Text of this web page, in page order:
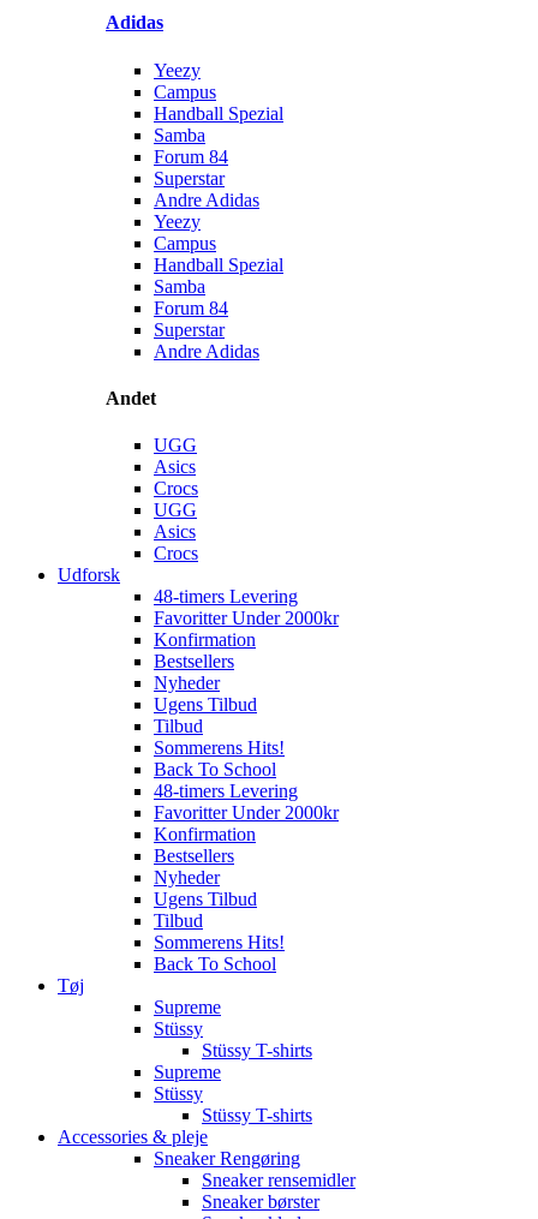
Adidas
Yeezy
Campus
Handball Spezial
Samba
Forum 84
Superstar
Andre Adidas
Yeezy
Campus
Handball Spezial
Samba
Forum 84
Superstar
Andre Adidas
Andet
UGG
Asics
Crocs
UGG
Asics
Crocs
Udforsk
48-timers Levering
Favoritter Under 2000kr
Konfirmation
Bestsellers
Nyheder
Ugens Tilbud
Tilbud
Sommerens Hits!
Back To School
48-timers Levering
Favoritter Under 2000kr
Konfirmation
Bestsellers
Nyheder
Ugens Tilbud
Tilbud
Sommerens Hits!
Back To School
Tøj
Supreme
Stüssy
Stüssy T-shirts
Supreme
Stüssy
Stüssy T-shirts
Accessories & pleje
Sneaker Rengøring
Sneaker rensemidler
Sneaker børster